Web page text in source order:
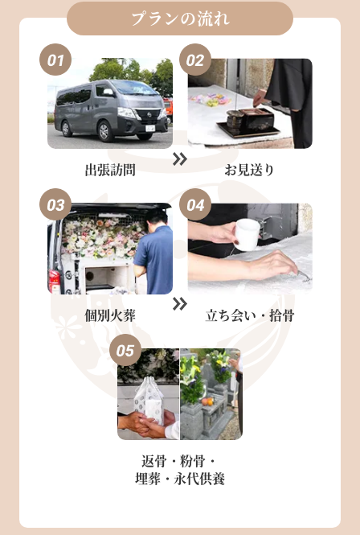
プランの流れ
出張訪問 お見送り
個別火葬 立ち会い・拾骨
返骨・粉骨・
埋葬・永代供養